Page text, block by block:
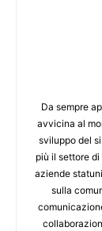
Da sempre
avvicina al
sviluppo del
più il settore
aziende
sulla